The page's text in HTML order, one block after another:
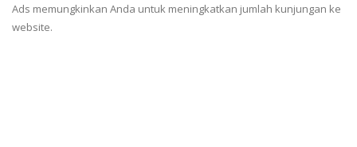
Ads memungkinkan Anda untuk meningkatkan jumlah kunjungan ke
website.